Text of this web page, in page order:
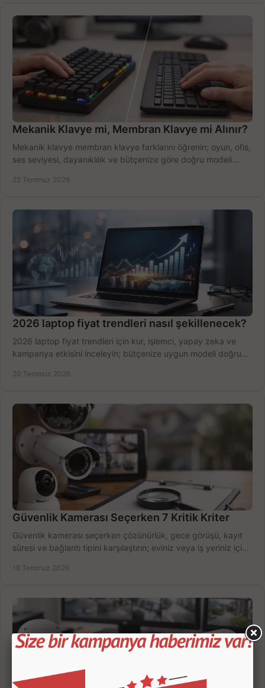
Mekanik Klavye mi, Membran Klavye mi Alınır?
Mekanik klavye membran klavye farklarını öğrenin; oyun, ofis,
ses seviyesi, dayanıklılık ve bütçenize göre doğru modeli
22 Temmuz 2026
2026 laptop fiyat trendleri nasıl şekillenecek?
2026 laptop fiyat trendleri için kur, işlemci, yapay zeka ve
kampanya etkisini inceleyin; bütçenize uygun modeli doğru
20 Temmuz 2026
Güvenlik Kamerası Seçerken 7 Kritik Kriter
Güvenlik kamerası seçerken çözünürlük, gece görüşü, kayıt
süresi ve bağlantı tipini karşılaştırın; eviniz veya iş yeriniz için
18 Temmuz 2026